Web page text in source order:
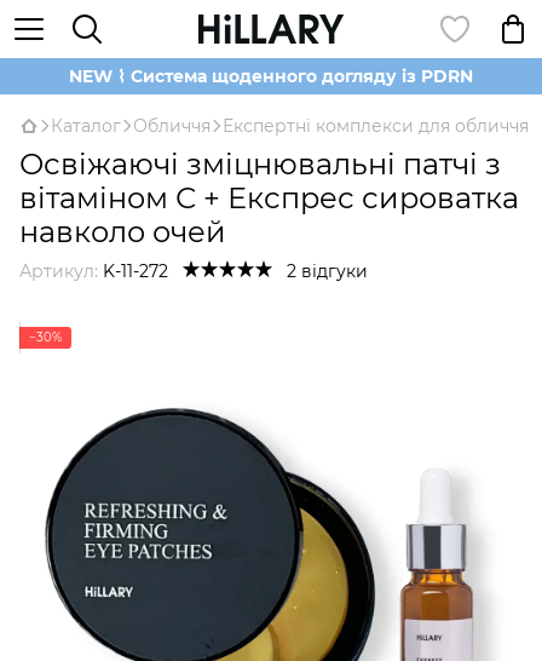
NEW ⌇ Система щоденного догляду із PDRN
Каталог Обличчя Експертні комплекси для обличчя
Освіжаючі зміцнювальні патчі з
вітаміном С + Експрес сироватка
навколо очей
Артикул: K-11-272 2 відгуки
−30%